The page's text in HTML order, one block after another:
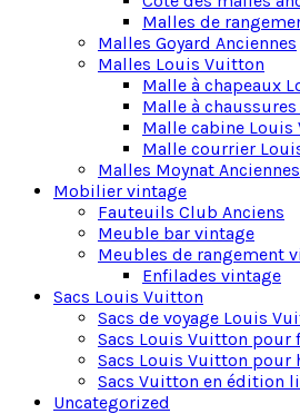
Malles de
Malles Goyard Anciennes
Malles Louis Vuitton
Malle à chapeaux
Malle à
Malle cabine Louis
Malle courrier
Malles Moynat Anciennes
Mobilier vintage
Fauteuils Club Anciens
Meuble bar vintage
Meubles de rangement
Enfilades vintage
Sacs Louis Vuitton
Sacs de voyage Louis
Sacs Louis Vuitton pour
Sacs Louis Vuitton pour
Sacs Vuitton en édition
Uncategorized